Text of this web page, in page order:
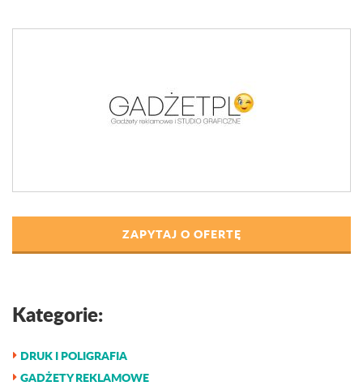
ZAPYTAJ O OFERTĘ
Kategorie:
DRUK I POLIGRAFIA
GADŻETY REKLAMOWE